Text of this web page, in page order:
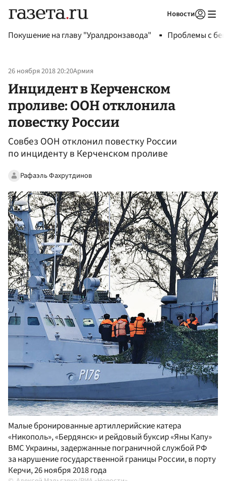
Новости
Покушение на главу "Уралдронзавода" Проблемы с
26 ноября 2018 20:20Армия
Инцидент в Керченском
проливе: ООН отклонила
повестку России
Совбез ООН отклонил повестку России
по инциденту в Керченском проливе
Рафаэль Фахрутдинов
Малые бронированные артиллерийские катера
«Никополь», «Бердянск» и рейдовый буксир «Яны Капу»
ВМС Украины, задержанные пограничной службой РФ
за нарушение государственной границы России, в порту
Керчи, 26 ноября 2018 года